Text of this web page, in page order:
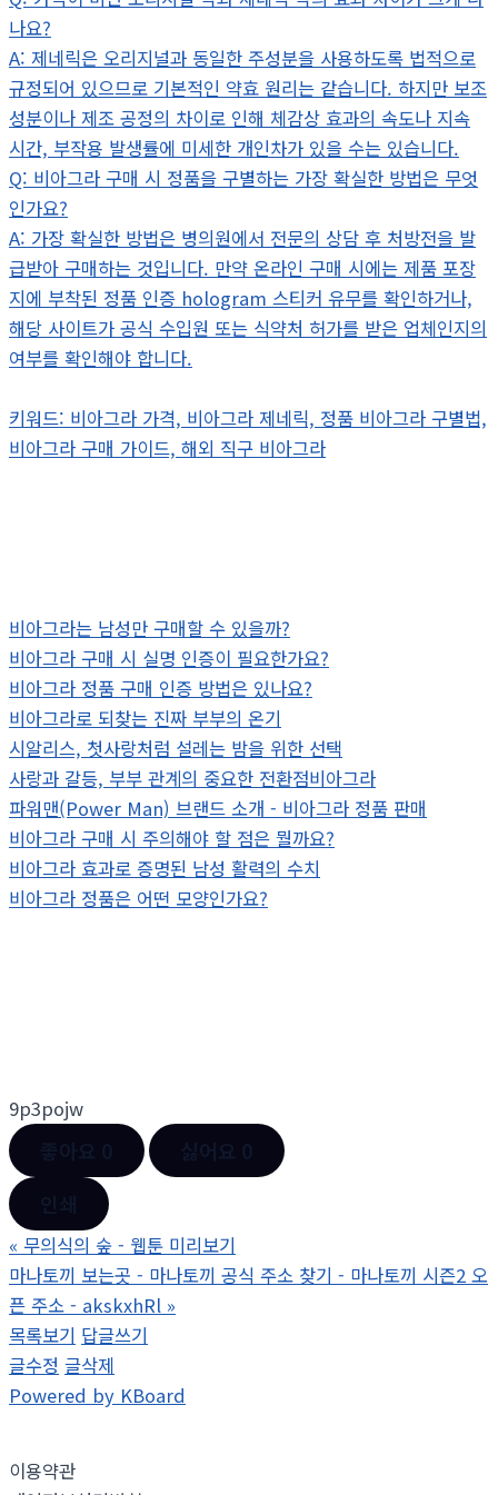
나요?
A: 제네릭은 오리지널과 동일한 주성분을 사용하도록 법적으로
규정되어 있으므로 기본적인 약효 원리는 같습니다. 하지만 보조
성분이나 제조 공정의 차이로 인해 체감상 효과의 속도나 지속
시간, 부작용 발생률에 미세한 개인차가 있을 수는 있습니다.
Q: 비아그라 구매 시 정품을 구별하는 가장 확실한 방법은 무엇
인가요?
A: 가장 확실한 방법은 병의원에서 전문의 상담 후 처방전을 발
급받아 구매하는 것입니다. 만약 온라인 구매 시에는 제품 포장
지에 부착된 정품 인증 hologram 스티커 유무를 확인하거나,
해당 사이트가 공식 수입원 또는 식약처 허가를 받은 업체인지의
여부를 확인해야 합니다.
키워드: 비아그라 가격, 비아그라 제네릭, 정품 비아그라 구별법,
비아그라 구매 가이드, 해외 직구 비아그라
비아그라는 남성만 구매할 수 있을까?
비아그라 구매 시 실명 인증이 필요한가요?
비아그라 정품 구매 인증 방법은 있나요?
비아그라로 되찾는 진짜 부부의 온기
시알리스, 첫사랑처럼 설레는 밤을 위한 선택
사랑과 갈등, 부부 관계의 중요한 전환점비아그라
파워맨(Power Man) 브랜드 소개 - 비아그라 정품 판매
비아그라 구매 시 주의해야 할 점은 뭘까요?
비아그라 효과로 증명된 남성 활력의 수치
비아그라 정품은 어떤 모양인가요?
9p3pojw
« 무의식의 숲 - 웹툰 미리보기
마나토끼 보는곳 - 마나토끼 공식 주소 찾기 - 마나토끼 시즌2 오
픈 주소 - akskxhRl »
목록보기 답글쓰기
글수정 글삭제
Powered by KBoard
이용약관